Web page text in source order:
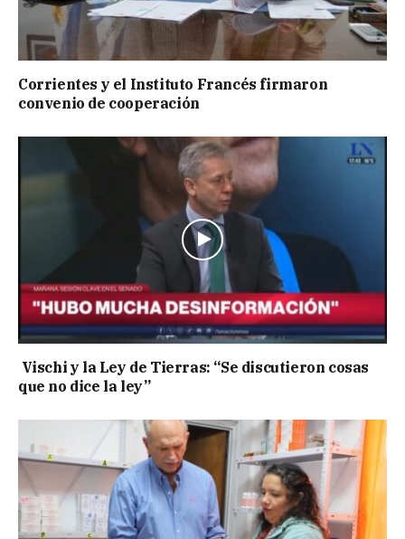
Corrientes y el Instituto Francés firmaron
convenio de cooperación
Vischi y la Ley de Tierras: “Se discutieron cosas
que no dice la ley”